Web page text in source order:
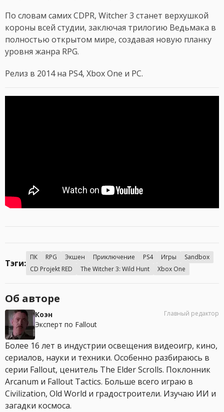
По словам самих CDPR, Witcher 3 станет верхушкой
короны всей студии, заключая трилогию Ведьмака в
полностью открытом мире, создавая новую планку
уровня жанра RPG.
Релиз в 2014 на PS4, Xbox One и PC.
Тэги:
ПК RPG Экшен Приключение PS4 Игры
Sandbox
CD Projekt RED
The Witcher 3: Wild Hunt Xbox One
Об авторе
Коэн
Эксперт по Fallout
Главный редактор
Более 16 лет в индустрии освещения видеоигр, кино,
сериалов, науки и техники. Особенно разбираюсь в
серии Fallout, ценитель The Elder Scrolls. Поклонник
Arcanum и Fallout Tactics. Больше всего играю в
Civilization, Old World и градостроители. Изучаю ИИ и
загадки космоса.